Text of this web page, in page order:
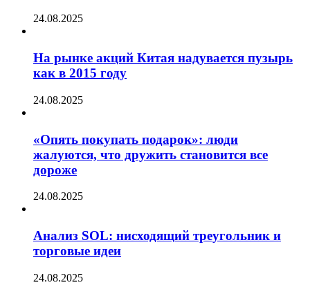
24.08.2025
На рынке акций Китая надувается пузырь
как в 2015 году
24.08.2025
«Опять покупать подарок»: люди
жалуются, что дружить становится все
дороже
24.08.2025
Анализ SOL: нисходящий треугольник и
торговые идеи
24.08.2025